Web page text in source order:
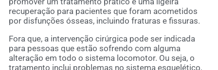
recuperação para pacientes que foram acometidos
por disfunções ósseas, incluindo fraturas e fissuras.
Fora que, a intervenção cirúrgica pode ser indicada
para pessoas que estão sofrendo com alguma
alteração em todo o sistema locomotor. Ou seja, o
tratamento inclui problemas no sistema esquelético,